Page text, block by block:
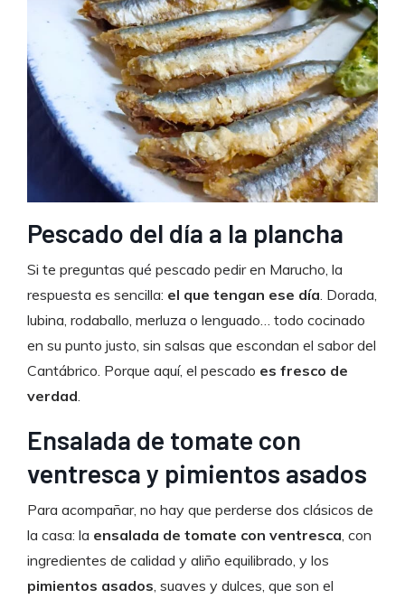
Pescado del día a la plancha
Si te preguntas qué pescado pedir en Marucho, la
respuesta es sencilla: el que tengan ese día . Dorada,
lubina, rodaballo, merluza o lenguado… todo cocinado
en su punto justo, sin salsas que escondan el sabor del
Cantábrico. Porque aquí, el pescado es fresco de
verdad
Ensalada de tomate con
ventresca y pimientos asados
Para acompañar, no hay que perderse dos clásicos de
la casa: la ensalada de tomate con ventresca , con
ingredientes de calidad y aliño equilibrado, y los
pimientos asados , suaves y dulces, que son el